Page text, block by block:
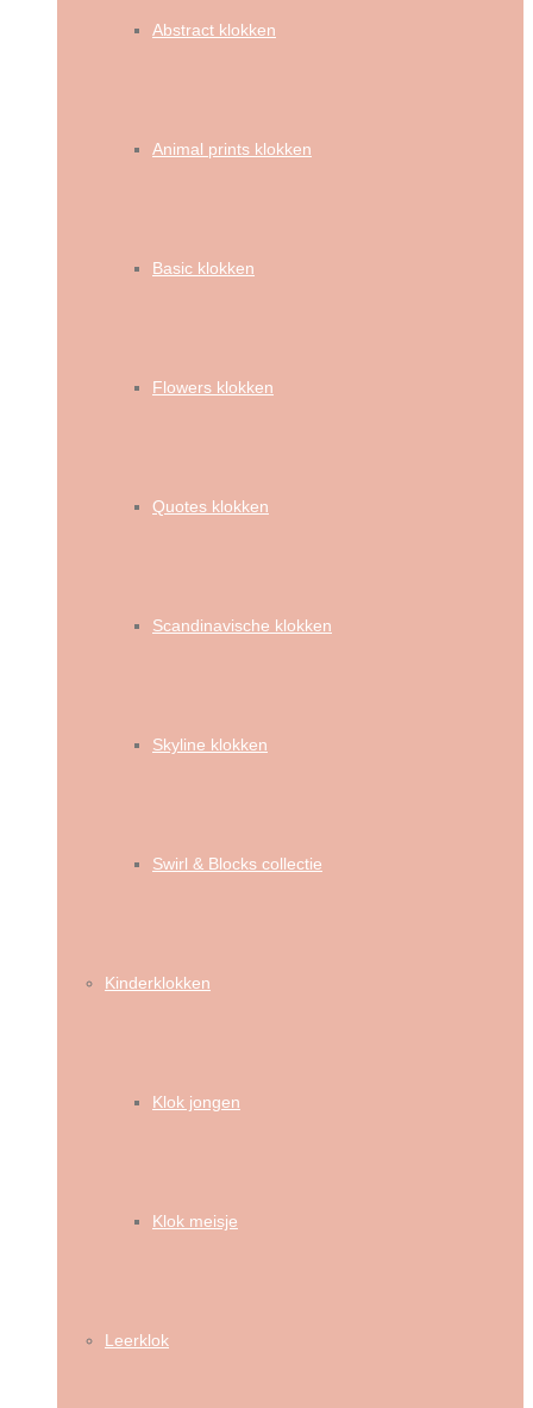
Abstract klokken
Animal prints klokken
Basic klokken
Flowers klokken
Quotes klokken
Scandinavische klokken
Skyline klokken
Swirl & Blocks collectie
Kinderklokken
Klok jongen
Klok meisje
Leerklok